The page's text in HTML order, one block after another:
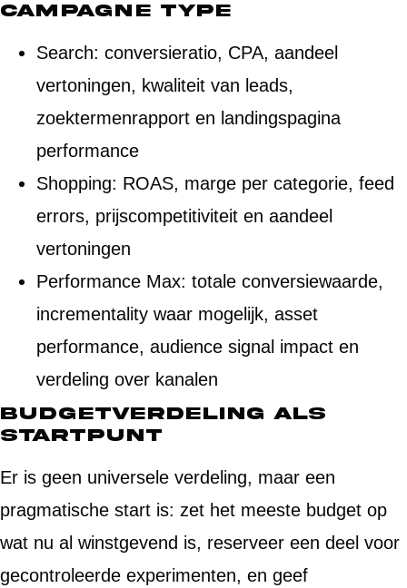
campagne type
Search: conversieratio, CPA, aandeel
vertoningen, kwaliteit van leads,
zoektermenrapport en landingspagina
performance
Shopping: ROAS, marge per categorie, feed
errors, prijscompetitiviteit en aandeel
vertoningen
Performance Max: totale conversiewaarde,
incrementality waar mogelijk, asset
performance, audience signal impact en
verdeling over kanalen
Budgetverdeling als
startpunt
Er is geen universele verdeling, maar een
pragmatische start is: zet het meeste budget op
wat nu al winstgevend is, reserveer een deel voor
gecontroleerde experimenten, en geef